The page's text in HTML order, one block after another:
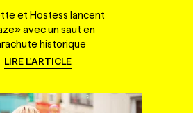
et Hostess lancent
avec un saut en
historique
LIRE L'ARTICLE